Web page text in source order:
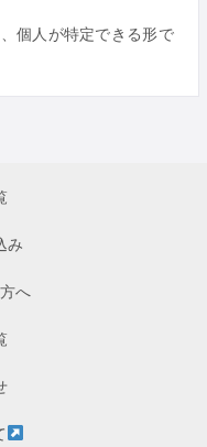
個人が特定できる形で
み
へ